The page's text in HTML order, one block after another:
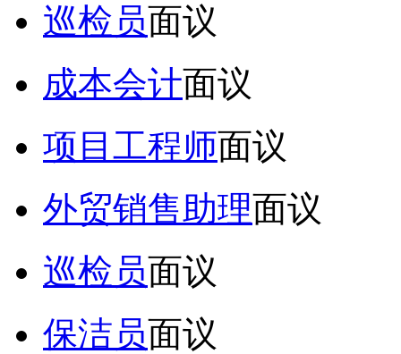
巡检员面议
成本会计面议
项目工程师面议
外贸销售助理面议
巡检员面议
保洁员面议